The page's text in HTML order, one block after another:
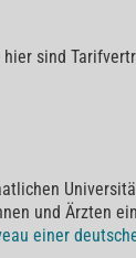
hier sind
und Ärzten
einer